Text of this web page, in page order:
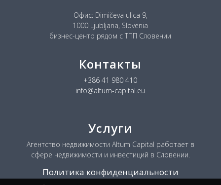
Офис: Dimičeva ulica 9,
1000 Ljubljana, Slovenia
бизнес-центр рядом с ТПП Словении
Контакты
+386 41 980 410
info@altum-capital.eu
Услуги
Агентство недвижимости Altum Capital работает в
сфере недвижимости и инвестиций в Словении.
Политика конфиденциальности